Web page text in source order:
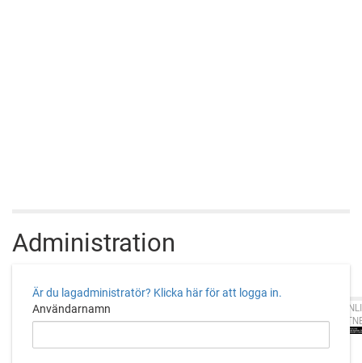
Administration
Är du lagadministratör? Klicka här för att logga in.
Användarnamn